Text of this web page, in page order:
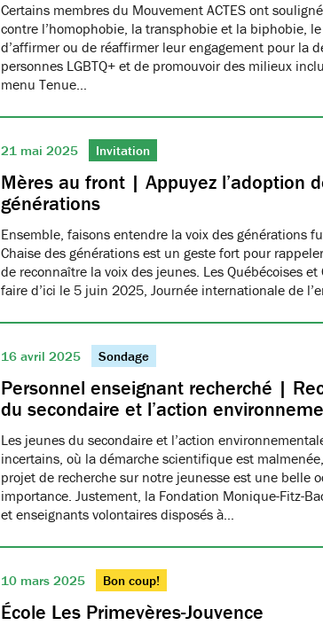
Certains membres du Mouvement ACTES ont
contre l’homophobie, la transphobie et la biphobie,
d’affirmer ou de réaffirmer leur engagement pour la
personnes LGBTQ+ et de promouvoir des milieux
menu Tenue…
21 mai 2025 Invitation
Mères au front | Appuyez l’adoption
générations
Ensemble, faisons entendre la voix des générations
Chaise des générations est un geste fort pour
de reconnaître la voix des jeunes. Les Québécoises
faire d’ici le 5 juin 2025, Journée internationale de
16 avril 2025 Sondage
Personnel enseignant recherché |
du secondaire et l’action
Les jeunes du secondaire et l’action
incertains, où la démarche scientifique est
projet de recherche sur notre jeunesse est une belle
importance. Justement, la Fondation Monique-Fitz-
et enseignants volontaires disposés à…
10 mars 2025 Bon coup!
École Les Primevères-Jouvence